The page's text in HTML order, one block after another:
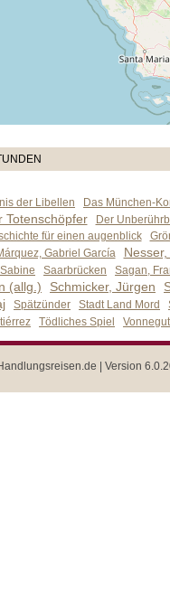
der Libellen Das München-
Totenschöpfer
Der
für einen augenblick
Gabriel García
Saarbrücken
Sagan,
(allg.) Schmicker, Jürgen
Spätzünder Stadt Land Mord
Tödliches Spiel
| Version